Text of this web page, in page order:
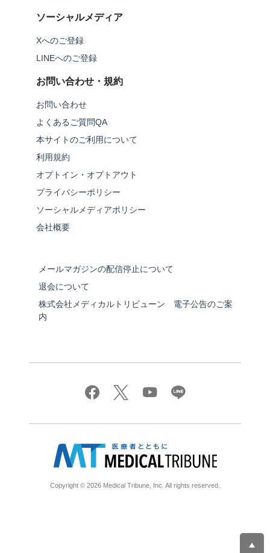
ソーシャルメディア
Xへのご登録
LINEへのご登録
お問い合わせ・規約
お問い合わせ
よくあるご質問QA
本サイトのご利用について
利用規約
オプトイン・オプトアウト
プライバシーポリシー
ソーシャルメディアポリシー
会社概要
メールマガジンの配信停止について
退会について
株式会社メディカルトリビューン 電子公告のご案
内
Copyright © 2026 Medical Tribune, Inc. All rights reserved.